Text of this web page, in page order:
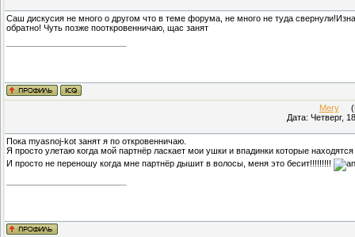
Саш дискусия не много о другом что в теме форума, не много не туда
обратно! Чуть позже пооткровенничаю, щас занят
Mery
Дата: Четверг,
Пока myasnoj-kot занят я по откровенничаю.
Я просто улетаю когда мой партнёр ласкает мои ушки и впадинки которые
И просто не переношу когда мне партнёр дышит в волосы, меня это бесит!!!!!!!!!